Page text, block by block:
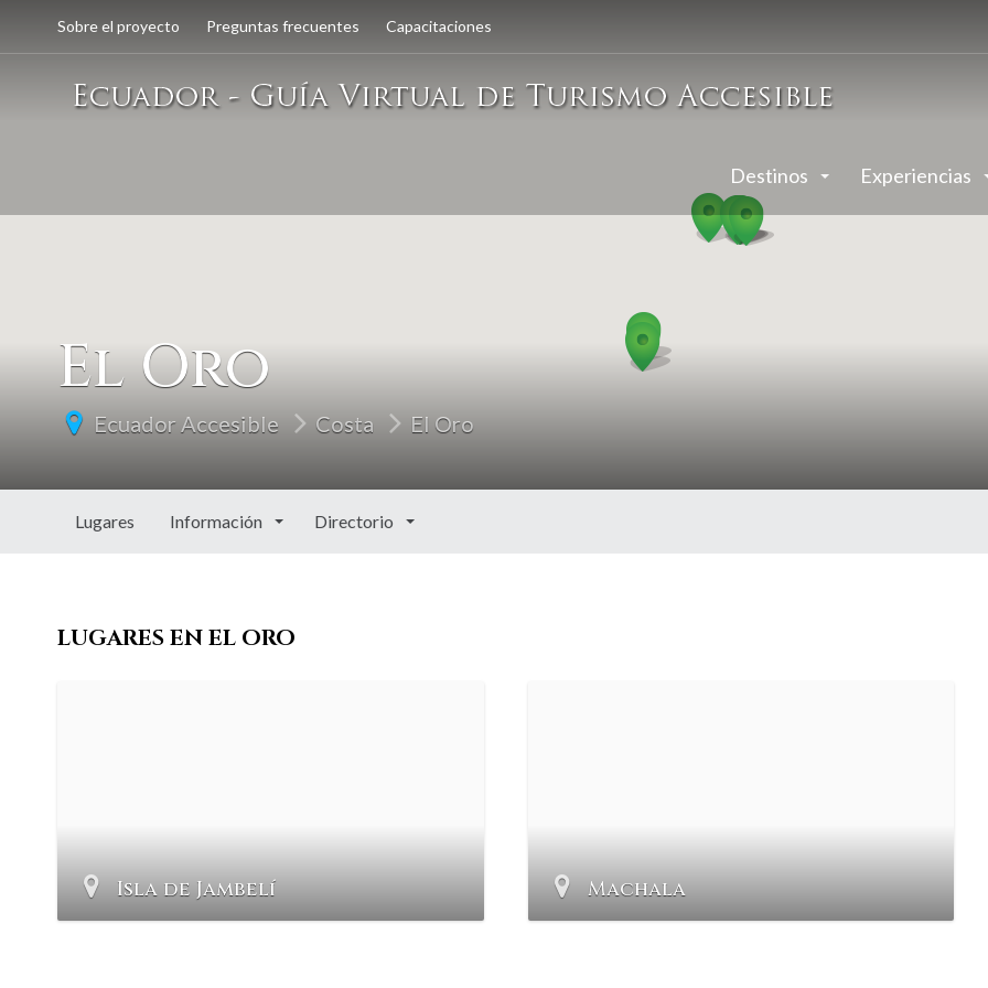
Sobre el proyecto Preguntas frecuentes Capacitaciones
Destinos Experiencias
El Oro
Ecuador Accesible Costa El Oro
Lugares Información Directorio
LUGARES EN EL ORO
Isla de Jambelí Machala